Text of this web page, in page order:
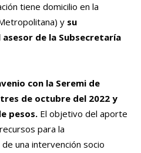
tiene domicilio en la
y su
de la Subsecretaría
con la Seremi de
de octubre del 2022 y
pesos. El objetivo del aporte
para la
una intervención socio